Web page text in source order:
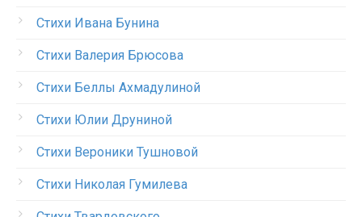
Стихи Ивана Бунина
Стихи Валерия Брюсова
Стихи Беллы Ахмадулиной
Стихи Юлии Друниной
Стихи Вероники Тушновой
Стихи Николая Гумилева